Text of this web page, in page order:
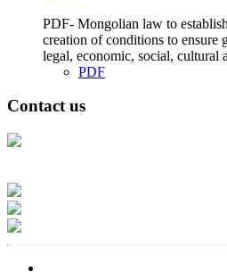
PDF- Mongolian law to
creation of conditions to ensure
legal, economic, social, cultural
PDF
Contact us